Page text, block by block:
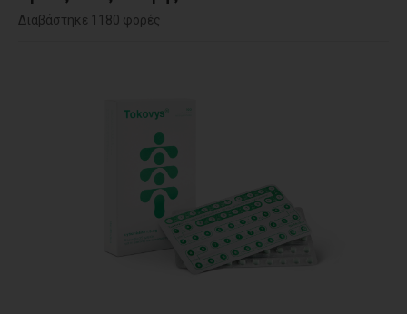
Διαβάστηκε 1180 φορές